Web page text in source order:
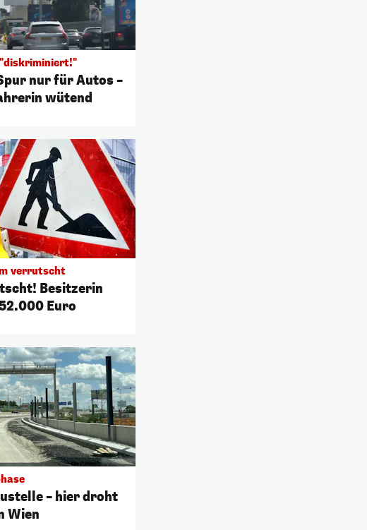
nur für Autos –
wütend
verrutscht
Besitzerin
Euro
– hier droht
Wien